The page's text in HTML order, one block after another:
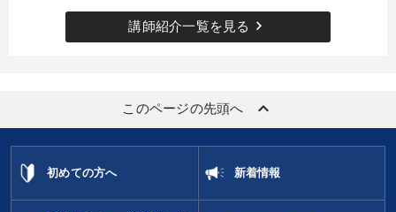
講師紹介一覧を見る keyboard_arrow_right
このページの先頭へ keyboard_arrow_up
初めての方へ 新着情報